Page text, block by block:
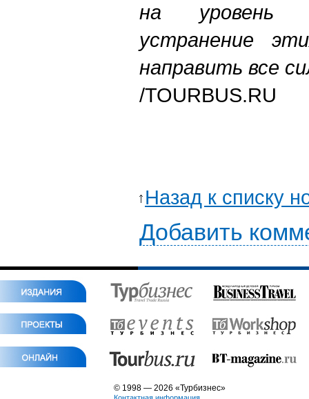
на уровень
устранение
направить все
/TOURBUS.RU
Назад к списку
Добавить
© 1998 — 2026 «Турбизнес»